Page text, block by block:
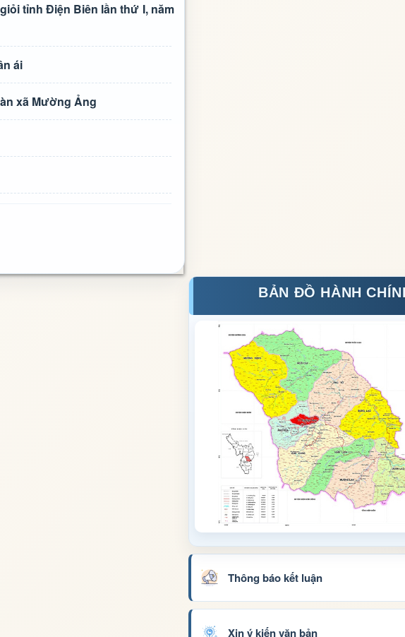
tỉnh Điện Biên lần thứ I, năm
ái
xã Mường Ảng
BẢN ĐỒ HÀNH
Thông báo kết luận
Xin ý kiến văn bản